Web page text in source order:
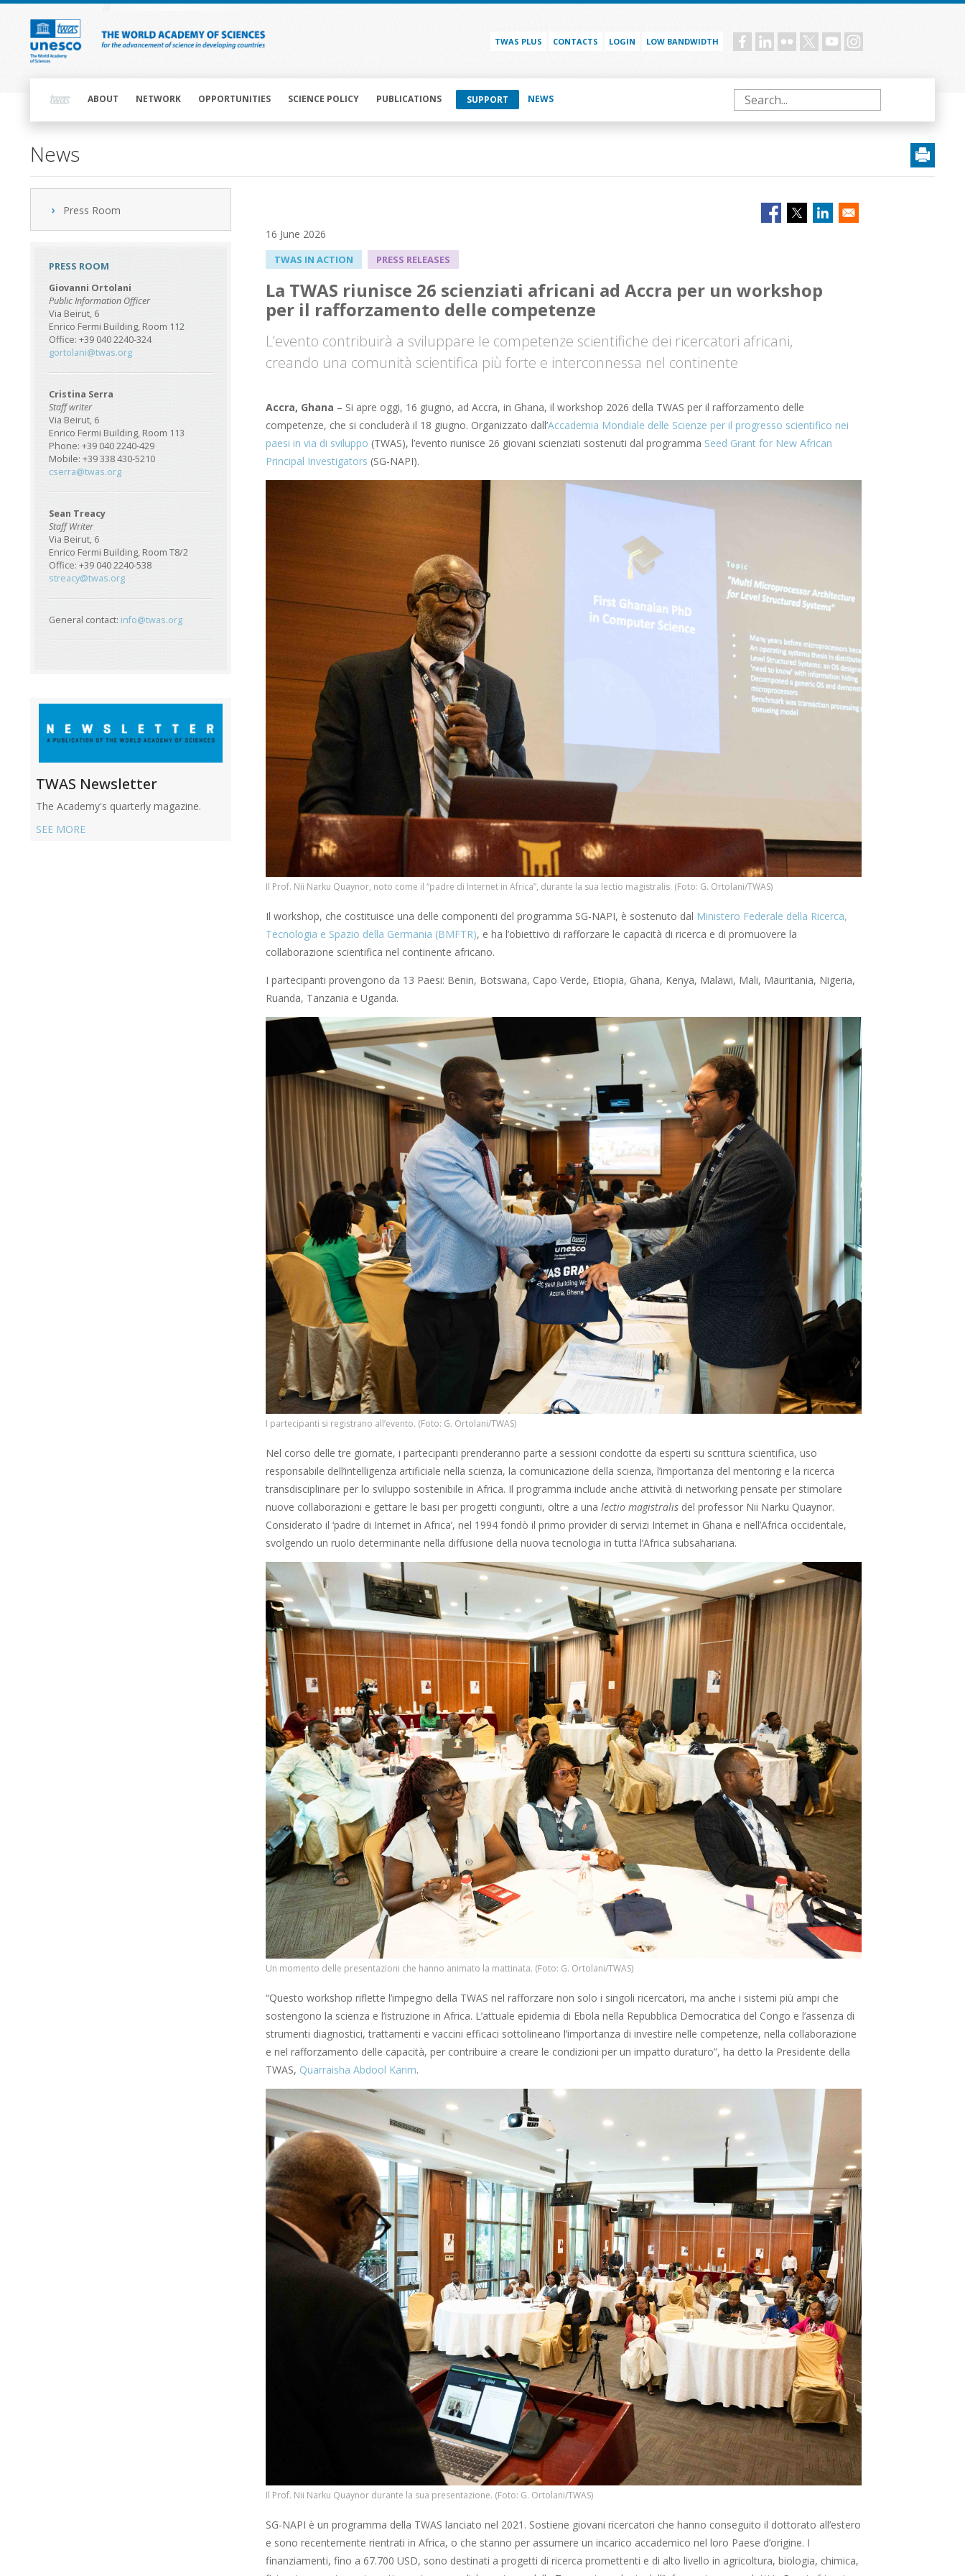
Skip
content
TWAS PLUS CONTACTS LOGIN LOW BANDWIDTH Social
navigationABOUT NETWORK OPPORTUNITIES SCIENCE POLICY PUBLICATIONS SUPPORT NEWS Search
News
Press Room
PRESS ROOM
Giovanni Ortolani
Public Information Officer
Via Beirut, 6
Enrico Fermi Building, Room 112
Office: +39 040 2240-324
gortolani@twas.org
Cristina Serra
Staff writer
Via Beirut, 6
Enrico Fermi Building, Room 113
Phone: +39 040 2240-429
Mobile: +39 338 430-5210
cserra@twas.org
Sean Treacy
Staff Writer
Via Beirut, 6
Enrico Fermi Building, Room T8/2
Office: +39 040 2240-538
streacy@twas.org
General contact: info@twas.org
TWAS Newsletter
The Academy's quarterly magazine.
SEE MORE
16 June 2026
TWAS IN ACTION PRESS RELEASES
La TWAS riunisce 26 scienziati africani ad Accra per un workshop
per il rafforzamento delle competenze
L’evento contribuirà a sviluppare le competenze scientifiche dei ricercatori africani,
creando una comunità scientifica più forte e interconnessa nel continente
Accra, Ghana – Si apre oggi, 16 giugno, ad Accra, in Ghana, il workshop 2026 della TWAS per il rafforzamento delle
competenze, che si concluderà il 18 giugno. Organizzato dall’Accademia Mondiale delle Scienze per il progresso scientifico nei
paesi in via di sviluppo (TWAS), l’evento riunisce 26 giovani scienziati sostenuti dal programma Seed Grant for New African
Principal Investigators (SG-NAPI).
Il Prof. Nii Narku Quaynor, noto come il “padre di Internet in Africa”, durante la sua lectio magistralis. (Foto: G. Ortolani/TWAS)
Il workshop, che costituisce una delle componenti del programma SG-NAPI, è sostenuto dal Ministero Federale della Ricerca,
Tecnologia e Spazio della Germania (BMFTR), e ha l’obiettivo di rafforzare le capacità di ricerca e di promuovere la
collaborazione scientifica nel continente africano.
I partecipanti provengono da 13 Paesi: Benin, Botswana, Capo Verde, Etiopia, Ghana, Kenya, Malawi, Mali, Mauritania, Nigeria,
Ruanda, Tanzania e Uganda.
I partecipanti si registrano all’evento. (Foto: G. Ortolani/TWAS)
Nel corso delle tre giornate, i partecipanti prenderanno parte a sessioni condotte da esperti su scrittura scientifica, uso
responsabile dell’intelligenza artificiale nella scienza, la comunicazione della scienza, l’importanza del mentoring e la ricerca
transdisciplinare per lo sviluppo sostenibile in Africa. Il programma include anche attività di networking pensate per stimolare
nuove collaborazioni e gettare le basi per progetti congiunti, oltre a una lectio magistralis del professor Nii Narku Quaynor.
Considerato il ‘padre di Internet in Africa’, nel 1994 fondò il primo provider di servizi Internet in Ghana e nell’Africa occidentale,
svolgendo un ruolo determinante nella diffusione della nuova tecnologia in tutta l’Africa subsahariana.
Un momento delle presentazioni che hanno animato la mattinata. (Foto: G. Ortolani/TWAS)
“Questo workshop riflette l’impegno della TWAS nel rafforzare non solo i singoli ricercatori, ma anche i sistemi più ampi che
sostengono la scienza e l’istruzione in Africa. L’attuale epidemia di Ebola nella Repubblica Democratica del Congo e l’assenza di
strumenti diagnostici, trattamenti e vaccini efficaci sottolineano l’importanza di investire nelle competenze, nella collaborazione
e nel rafforzamento delle capacità, per contribuire a creare le condizioni per un impatto duraturo”, ha detto la Presidente della
TWAS, Quarraisha Abdool Karim.
Il Prof. Nii Narku Quaynor durante la sua presentazione. (Foto: G. Ortolani/TWAS)
SG-NAPI è un programma della TWAS lanciato nel 2021. Sostiene giovani ricercatori che hanno conseguito il dottorato all’estero
e sono recentemente rientrati in Africa, o che stanno per assumere un incarico accademico nel loro Paese d’origine. I
finanziamenti, fino a 67.700 USD, sono destinati a progetti di ricerca promettenti e di alto livello in agricoltura, biologia, chimica,